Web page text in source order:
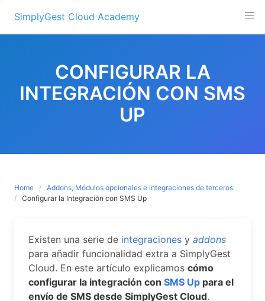
content
SimplyGest Cloud Academy
CONFIGURAR LA
INTEGRACIÓN CON SMS
UP
Home
Addons, Módulos opcionales e integraciones de terceros
Configurar la Integración con SMS Up
Existen una serie de integraciones y addons
para añadir funcionalidad extra a SimplyGest
Cloud. En este artículo explicamos cómo
configurar la integración con SMS Up para el
envío de SMS desde SimplyGest Cloud.